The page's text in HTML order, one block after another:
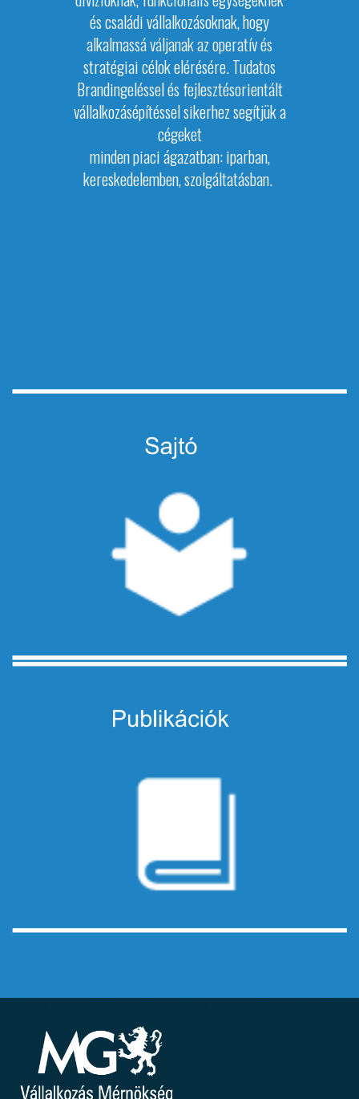
és családi vállalkozásoknak, hogy
alkalmassá váljanak az operatív és
stratégiaicélok elérésére.Tudatos
Brandingeléssel és fejlesztésorientált
vállalkozásépítéssel sikerhez segítjük a
cégeket
minden piaci ágazatban:iparban,
kereskedelemben, szolgáltatásban.